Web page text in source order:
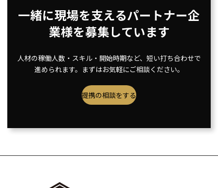
一緒に現場を支えるパートナー企
業様を募集しています
人材の稼働人数・スキル・開始時期など、短い打ち合わせで
進められます。まずはお気軽にご相談ください。
提携の相談をする